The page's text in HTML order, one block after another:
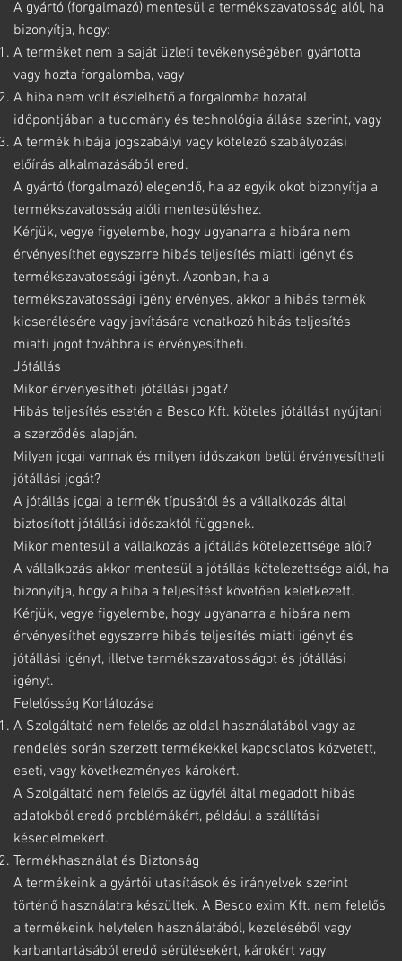
A gyártó (forgalmazó) mentesül a termékszavatosság alól, ha
bizonyítja, hogy:
A terméket nem a saját üzleti tevékenységében gyártotta
vagy hozta forgalomba, vagy
A hiba nem volt észlelhető a forgalomba hozatal
időpontjában a tudomány és technológia állása szerint, vagy
A termék hibája jogszabályi vagy kötelező szabályozási
előírás alkalmazásából ered.
A gyártó (forgalmazó) elegendő, ha az egyik okot bizonyítja a
termékszavatosság alóli mentesüléshez.
Kérjük, vegye figyelembe, hogy ugyanarra a hibára nem
érvényesíthet egyszerre hibás teljesítés miatti igényt és
termékszavatossági igényt. Azonban, ha a
termékszavatossági igény érvényes, akkor a hibás termék
kicserélésére vagy javítására vonatkozó hibás teljesítés
miatti jogot továbbra is érvényesítheti.
Jótállás
Mikor érvényesítheti jótállási jogát?
Hibás teljesítés esetén a Besco Kft. köteles jótállást nyújtani
a szerződés alapján.
Milyen jogai vannak és milyen időszakon belül érvényesítheti
jótállási jogát?
A jótállás jogai a termék típusától és a vállalkozás által
biztosított jótállási időszaktól függenek.
Mikor mentesül a vállalkozás a jótállás kötelezettsége alól?
A vállalkozás akkor mentesül a jótállás kötelezettsége alól, ha
bizonyítja, hogy a hiba a teljesítést követően keletkezett.
Kérjük, vegye figyelembe, hogy ugyanarra a hibára nem
érvényesíthet egyszerre hibás teljesítés miatti igényt és
jótállási igényt, illetve termékszavatosságot és jótállási
igényt.
Felelősség Korlátozása
A Szolgáltató nem felelős az oldal használatából vagy az
rendelés során szerzett termékekkel kapcsolatos közvetett,
eseti, vagy következményes károkért.
A Szolgáltató nem felelős az ügyfél által megadott hibás
adatokból eredő problémákért, például a szállítási
késedelmekért.
Termékhasználat és Biztonság
A termékeink a gyártói utasítások és irányelvek szerint
történő használatra készültek. A Besco exim Kft. nem felelős
a termékeink helytelen használatából, kezeléséből vagy
karbantartásából eredő sérülésekért, károkért vagy